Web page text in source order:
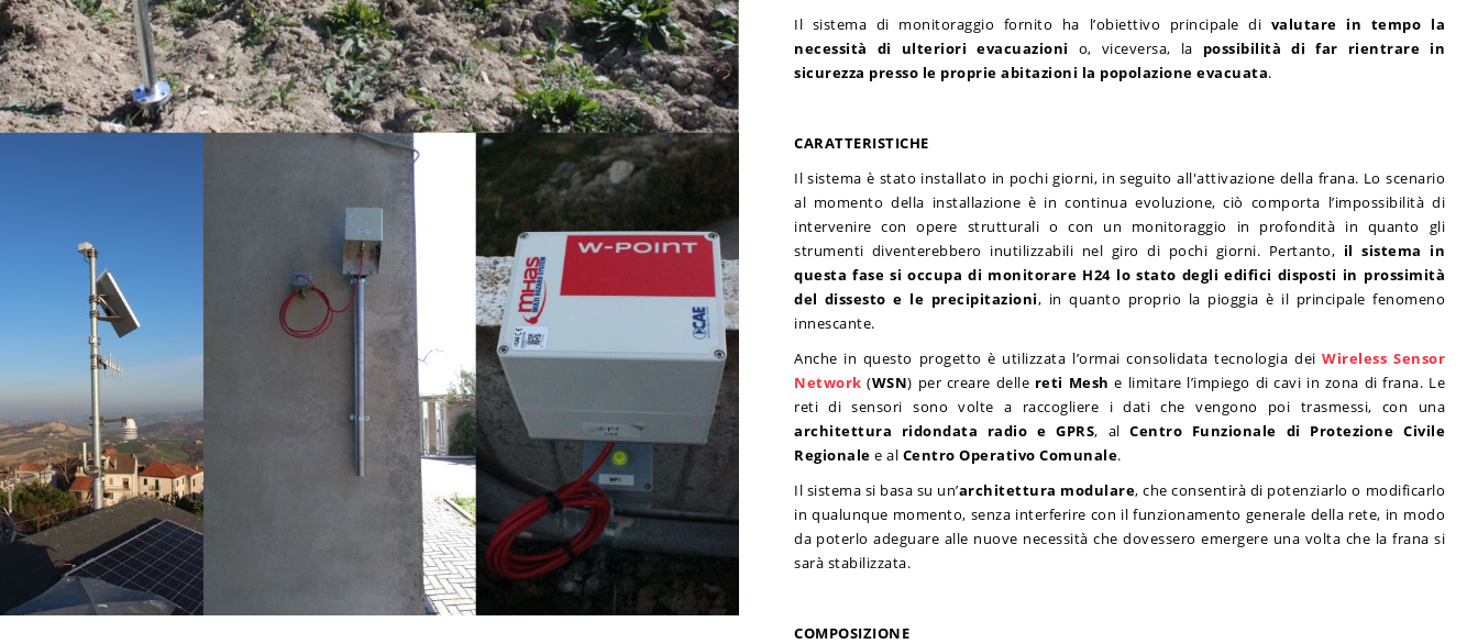
Il sistema di monitoraggio fornito ha l’obiettivo principale di valutare in tempo la
necessità di ulteriori evacuazioni o, viceversa, la possibilità di far rientrare in
sicurezza presso le proprie abitazioni la popolazione evacuata.
CARATTERISTICHE
Il sistema è stato installato in pochi giorni, in seguito all'attivazione della frana. Lo scenario
al momento della installazione è in continua evoluzione, ciò comporta l’impossibilità di
intervenire con opere strutturali o con un monitoraggio in profondità in quanto gli
strumenti diventerebbero inutilizzabili nel giro di pochi giorni. Pertanto, il sistema in
questa fase si occupa di monitorare H24 lo stato degli edifici disposti in prossimità
del dissesto e le precipitazioni, in quanto proprio la pioggia è il principale fenomeno
innescante.
Anche in questo progetto è utilizzata l’ormai consolidata tecnologia deiWireless Sensor
Network (WSN) per creare delle reti Mesh e limitare l’impiego di cavi in zona di frana. Le
reti di sensori sono volte a raccogliere i dati che vengono poi trasmessi, con una
architettura ridondata radio e GPRS, al Centro Funzionale di Protezione Civile
Regionale e al Centro Operativo Comunale.
Il sistema si basa su un’architettura modulare, che consentirà di potenziarlo o modificarlo
in qualunque momento, senza interferire con il funzionamento generale della rete, in modo
da poterlo adeguare alle nuove necessità che dovessero emergere una volta che la frana si
sarà stabilizzata.
COMPOSIZIONE